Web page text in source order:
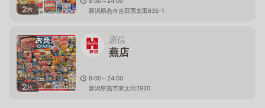
2枚
新潟県燕市吉田西太田835-1
2枚
原信
燕店
9:00～24:00
新潟県燕市東太田2920